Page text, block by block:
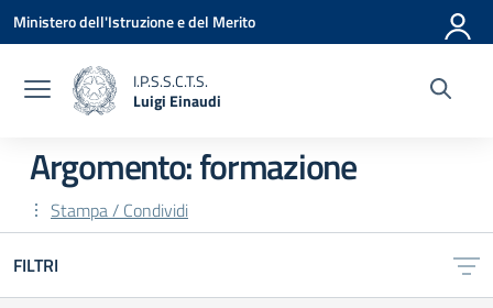
Vai ai contenuti
Vai al menu di navigazione
Vai al footer
Ministero dell'Istruzione e del Merito
I.P.S.S.C.T.S.
Luigi Einaudi
— Visita la pagina iniziale della scuola
Argomento: formazione
Stampa / Condividi
FILTRI